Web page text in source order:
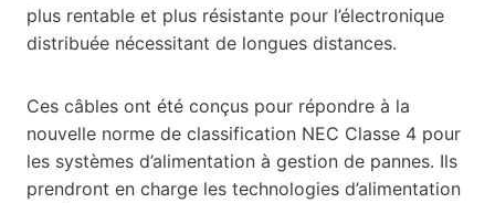
plus rentable et plus résistante pour l’électronique
distribuée nécessitant de longues distances.
Ces câbles ont été conçus pour répondre à la
nouvelle norme de classification NEC Classe 4 pour
les systèmes d’alimentation à gestion de pannes. Ils
prendront en charge les technologies d’alimentation